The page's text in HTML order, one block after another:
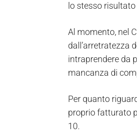
lo stesso
Al momento, nel
dall’arretratezza
intraprendere da
mancanza di
Per quanto
proprio fatturato
10.